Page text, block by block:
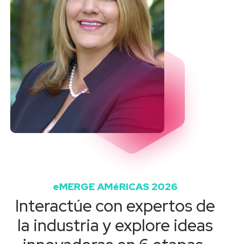
eMERGE AMéRICAS 2026
Interactúe con expertos de
la industria y explore ideas